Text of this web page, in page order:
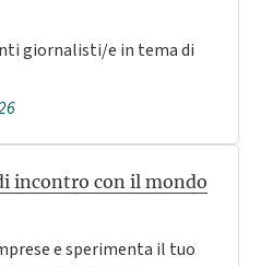
giornalisti/e in tema di
incontro con il mondo
e sperimenta il tuo